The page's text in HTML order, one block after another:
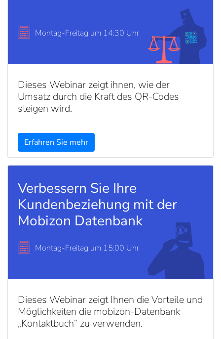
Montag-Freitag um 14:30 Uhr
Dieses Webinar zeigt ihnen, wie der
Umsatz durch die Kraft des QR-Codes
steigen wird.
Erfahren Sie mehr
Verbessern Sie Ihre
Kundenbeziehung mit der
Mobizon Datenbank
Montag-Freitag um 15:00 Uhr
Dieses Webinar zeigt Ihnen die Vorteile und
Möglichkeiten die mobizon-Datenbank
„Kontaktbuch“ zu verwenden.